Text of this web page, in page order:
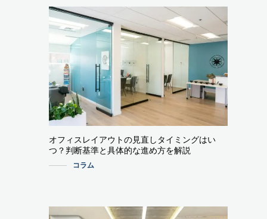
オフィスレイアウトの見直しタイミングはい
つ？判断基準と具体的な進め方を解説
コラム